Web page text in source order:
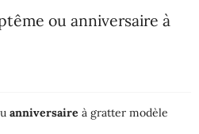
ou anniversaire à
anniversaire à gratter modèle